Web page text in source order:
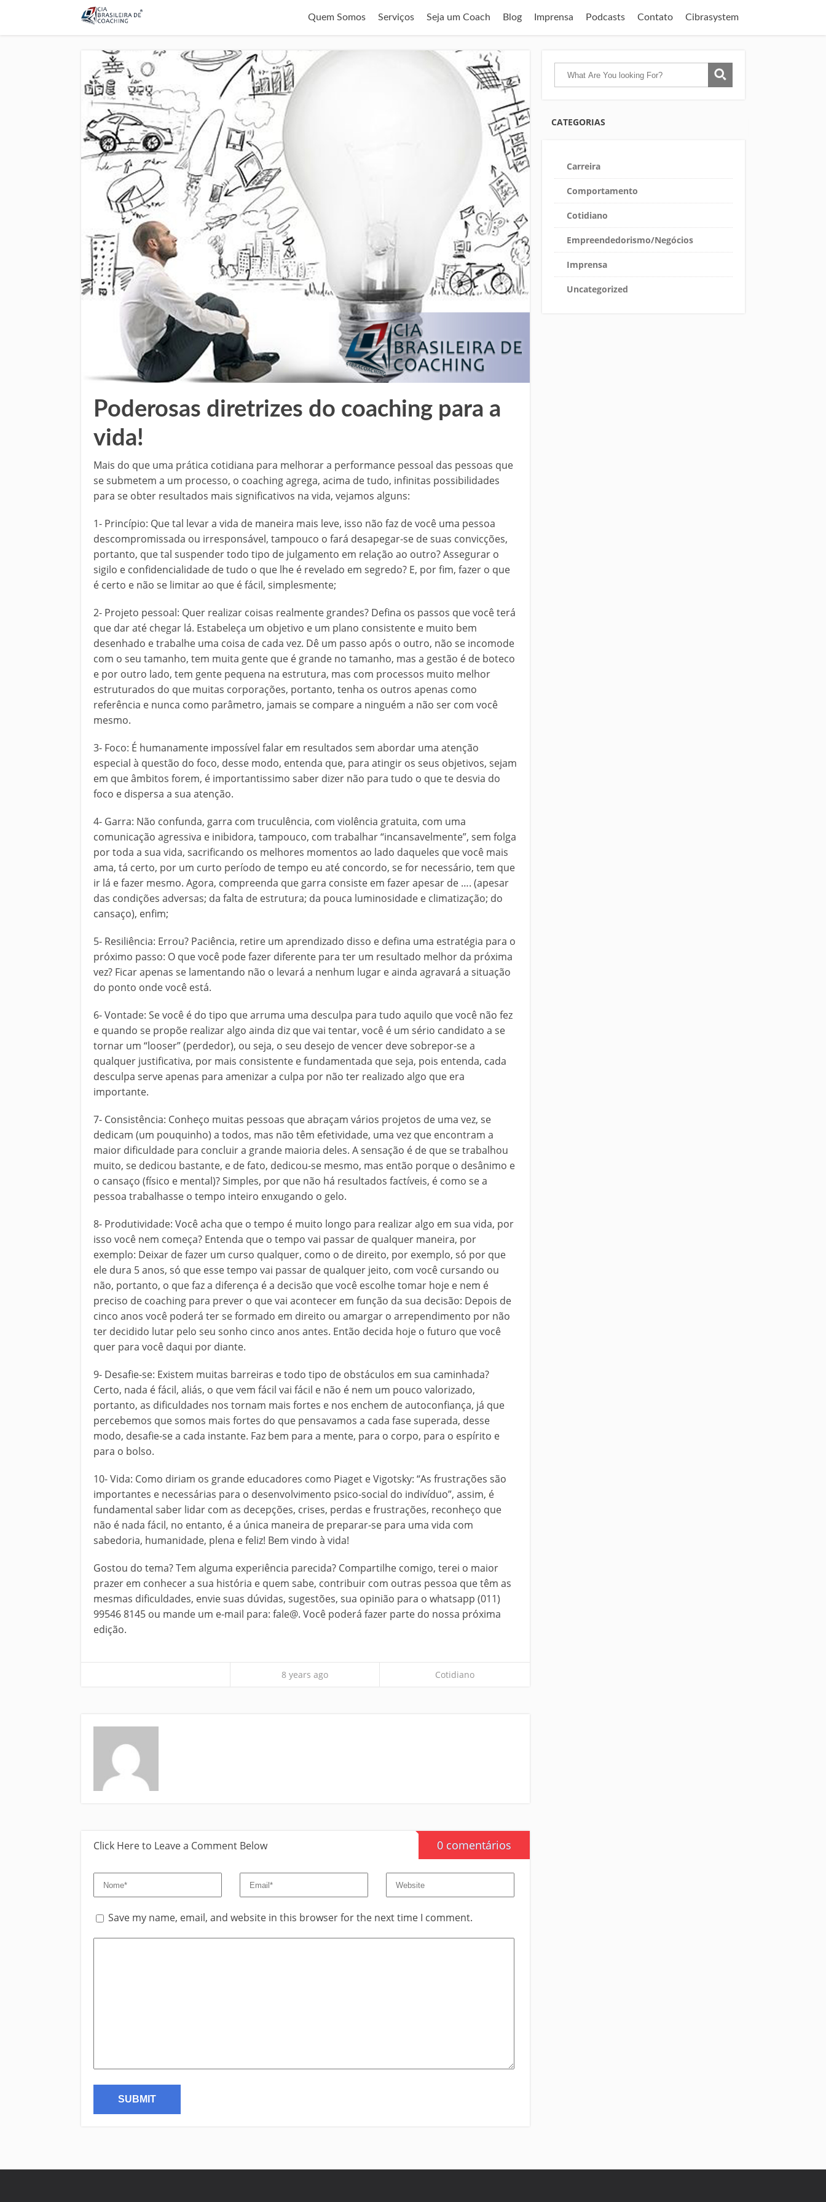
Quem Somos Serviços Seja um Coach Blog Imprensa Podcasts Contato Cibrasystem
Poderosas diretrizes do coaching para a
vida!
Mais do que uma prática cotidiana para melhorar a performance pessoal das pessoas que
se submetem a um processo, o coaching agrega, acima de tudo, infinitas possibilidades
para se obter resultados mais significativos na vida, vejamos alguns:
1- Princípio: Que tal levar a vida de maneira mais leve, isso não faz de você uma pessoa
descompromissada ou irresponsável, tampouco o fará desapegar-se de suas convicções,
portanto, que tal suspender todo tipo de julgamento em relação ao outro? Assegurar o
sigilo e confidencialidade de tudo o que lhe é revelado em segredo? E, por fim, fazer o que
é certo e não se limitar ao que é fácil, simplesmente;
2- Projeto pessoal: Quer realizar coisas realmente grandes? Defina os passos que você terá
que dar até chegar lá. Estabeleça um objetivo e um plano consistente e muito bem
desenhado e trabalhe uma coisa de cada vez. Dê um passo após o outro, não se incomode
com o seu tamanho, tem muita gente que é grande no tamanho, mas a gestão é de boteco
e por outro lado, tem gente pequena na estrutura, mas com processos muito melhor
estruturados do que muitas corporações, portanto, tenha os outros apenas como
referência e nunca como parâmetro, jamais se compare a ninguém a não ser com você
mesmo.
3- Foco: É humanamente impossível falar em resultados sem abordar uma atenção
especial à questão do foco, desse modo, entenda que, para atingir os seus objetivos, sejam
em que âmbitos forem, é importantissimo saber dizer não para tudo o que te desvia do
foco e dispersa a sua atenção.
4- Garra: Não confunda, garra com truculência, com violência gratuita, com uma
comunicação agressiva e inibidora, tampouco, com trabalhar “incansavelmente”, sem folga
por toda a sua vida, sacrificando os melhores momentos ao lado daqueles que você mais
ama, tá certo, por um curto período de tempo eu até concordo, se for necessário, tem que
ir lá e fazer mesmo. Agora, compreenda que garra consiste em fazer apesar de …. (apesar
das condições adversas; da falta de estrutura; da pouca luminosidade e climatização; do
cansaço), enfim;
5- Resiliência: Errou? Paciência, retire um aprendizado disso e defina uma estratégia para o
próximo passo: O que você pode fazer diferente para ter um resultado melhor da próxima
vez? Ficar apenas se lamentando não o levará a nenhum lugar e ainda agravará a situação
do ponto onde você está.
6- Vontade: Se você é do tipo que arruma uma desculpa para tudo aquilo que você não fez
e quando se propõe realizar algo ainda diz que vai tentar, você é um sério candidato a se
tornar um “looser” (perdedor), ou seja, o seu desejo de vencer deve sobrepor-se a
qualquer justificativa, por mais consistente e fundamentada que seja, pois entenda, cada
desculpa serve apenas para amenizar a culpa por não ter realizado algo que era
importante.
7- Consistência: Conheço muitas pessoas que abraçam vários projetos de uma vez, se
dedicam (um pouquinho) a todos, mas não têm efetividade, uma vez que encontram a
maior dificuldade para concluir a grande maioria deles. A sensação é de que se trabalhou
muito, se dedicou bastante, e de fato, dedicou-se mesmo, mas então porque o desânimo e
o cansaço (físico e mental)? Simples, por que não há resultados factíveis, é como se a
pessoa trabalhasse o tempo inteiro enxugando o gelo.
8- Produtividade: Você acha que o tempo é muito longo para realizar algo em sua vida, por
isso você nem começa? Entenda que o tempo vai passar de qualquer maneira, por
exemplo: Deixar de fazer um curso qualquer, como o de direito, por exemplo, só por que
ele dura 5 anos, só que esse tempo vai passar de qualquer jeito, com você cursando ou
não, portanto, o que faz a diferença é a decisão que você escolhe tomar hoje e nem é
preciso de coaching para prever o que vai acontecer em função da sua decisão: Depois de
cinco anos você poderá ter se formado em direito ou amargar o arrependimento por não
ter decidido lutar pelo seu sonho cinco anos antes. Então decida hoje o futuro que você
quer para você daqui por diante.
9- Desafie-se: Existem muitas barreiras e todo tipo de obstáculos em sua caminhada?
Certo, nada é fácil, aliás, o que vem fácil vai fácil e não é nem um pouco valorizado,
portanto, as dificuldades nos tornam mais fortes e nos enchem de autoconfiança, já que
percebemos que somos mais fortes do que pensavamos a cada fase superada, desse
modo, desafie-se a cada instante. Faz bem para a mente, para o corpo, para o espírito e
para o bolso.
10- Vida: Como diriam os grande educadores como Piaget e Vigotsky: “As frustrações são
importantes e necessárias para o desenvolvimento psico-social do indivíduo”, assim, é
fundamental saber lidar com as decepções, crises, perdas e frustrações, reconheço que
não é nada fácil, no entanto, é a única maneira de preparar-se para uma vida com
sabedoria, humanidade, plena e feliz! Bem vindo à vida!
Gostou do tema? Tem alguma experiência parecida? Compartilhe comigo, terei o maior
prazer em conhecer a sua história e quem sabe, contribuir com outras pessoa que têm as
mesmas dificuldades, envie suas dúvidas, sugestões, sua opinião para o whatsapp (011)
99546 8145 ou mande um e-mail para: fale@. Você poderá fazer parte do nossa próxima
edição.
8 years ago Cotidiano
Click Here to Leave a Comment Below 0 comentários
Save my name, email, and website in this browser for the next time I comment.
CATEGORIAS
Carreira
Comportamento
Cotidiano
Empreendedorismo/Negócios
Imprensa
Uncategorized